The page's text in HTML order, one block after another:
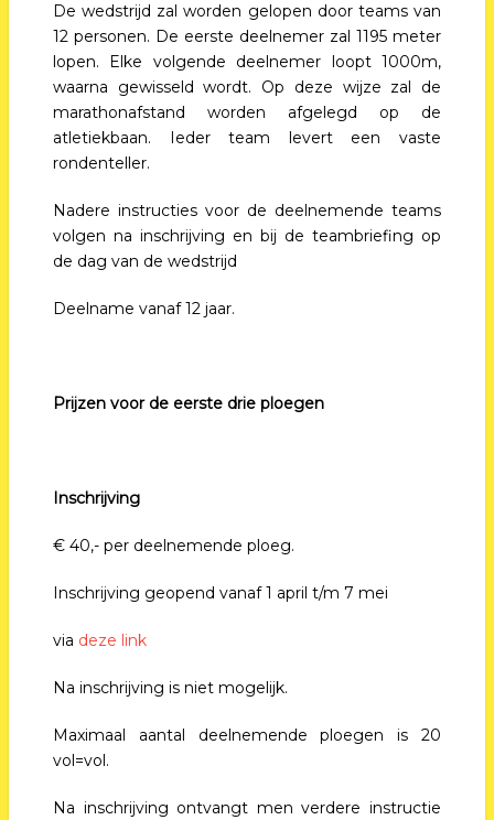
De wedstrijd zal worden gelopen door teams van
12 personen. De eerste deelnemer zal 1195 meter
lopen. Elke volgende deelnemer loopt 1000m,
waarna gewisseld wordt. Op deze wijze zal de
marathonafstand worden afgelegd op de
atletiekbaan. Ieder team levert een vaste
rondenteller.
Nadere instructies voor de deelnemende teams
volgen na inschrijving en bij de teambriefing op
de dag van de wedstrijd
Deelname vanaf 12 jaar.
Prijzen voor de eerste drie ploegen
Inschrijving
€ 40,- per deelnemende ploeg.
Inschrijving geopend vanaf 1 april t/m 7 mei
via deze link
Na inschrijving is niet mogelijk.
Maximaal aantal deelnemende ploegen is 20
vol=vol.
Na inschrijving ontvangt men verdere instructie